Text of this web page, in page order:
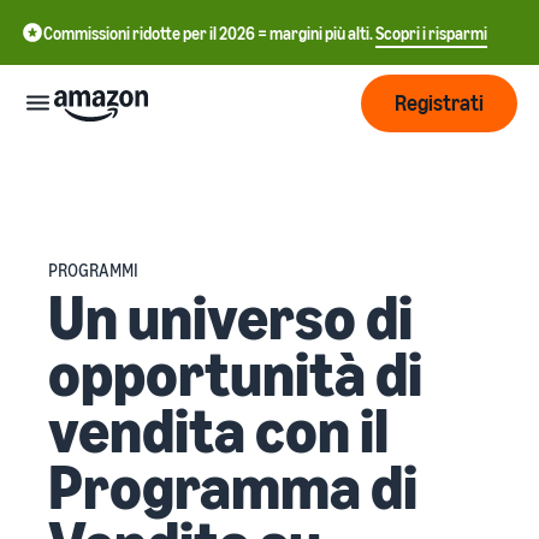
Commissioni ridotte per il 2026 = margini più alti.Scopri i risparmi
Inizia a
vendere
Amazon
Introduzione alla
vendita
Come diventare un Partner
di Vendita Amazon
Gestisci
Logistica
di
Amazon
Logistica di Amazon
Esternalizza spedizioni, resi
e servizio clienti
Raggiungi
più clienti
Pubblicizza con
Prezzi
Informarsi
Impara
中
CN
English
Italiano
Registrati
PROGRAMMI
Un universo di
opportunità di
vendita con il
Programma di